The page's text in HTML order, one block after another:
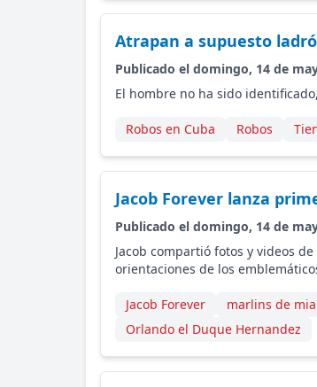
Atrapan a supuesto
Publicado el domingo, 14 de
El hombre no ha sido
Robos en Cuba Robos
Jacob Forever lanza
Publicado el domingo, 14 de
Jacob compartió fotos y videos
orientaciones de los
Jacob Forever marlins de
Orlando el Duque Hernandez